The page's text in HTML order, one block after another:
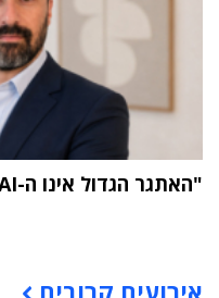
"האתגר הגדול אינו ה-AI אלא הטמעתה בארגון"
אירועים קרובים